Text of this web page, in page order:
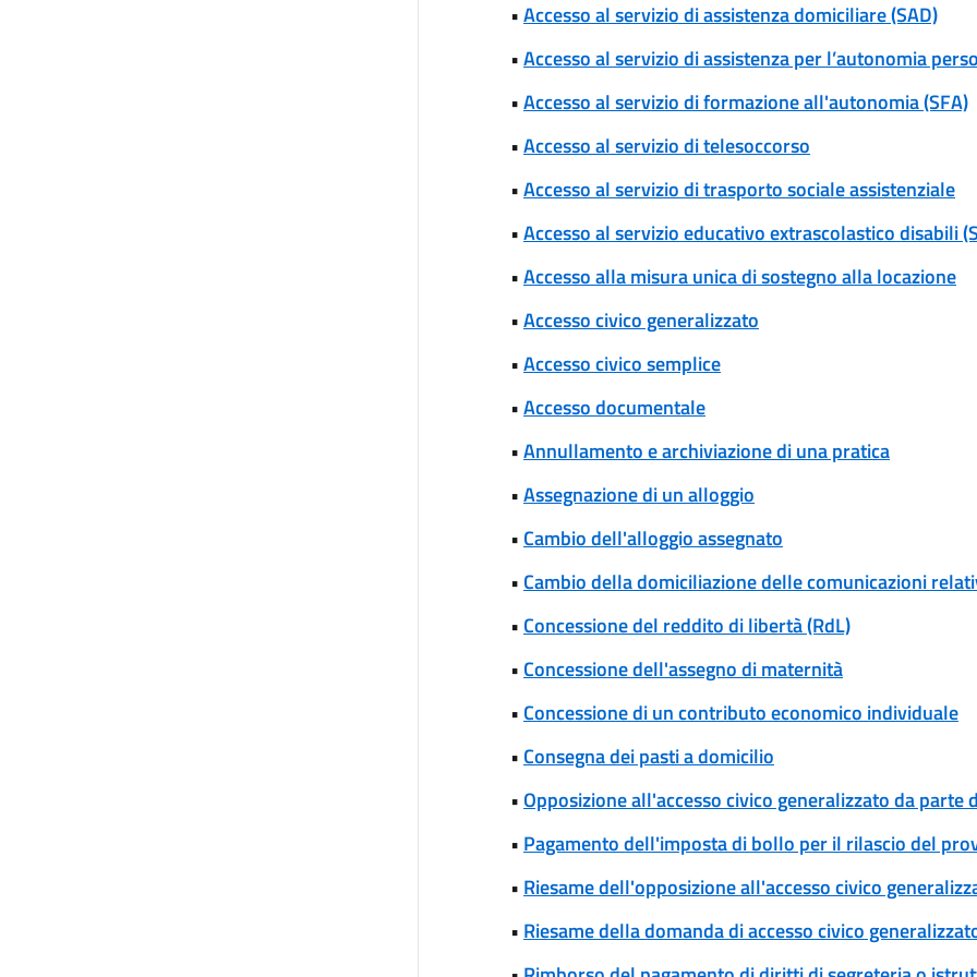
•Accesso al servizio di assistenza domiciliare (SAD)
•Accesso al servizio di assistenza per l’autonomia
•Accesso al servizio di formazione all'autonomia (SFA)
•Accesso al servizio di telesoccorso
•Accesso al servizio di trasporto sociale assistenziale
•Accesso al servizio educativo extrascolastico disabili
•Accesso alla misura unica di sostegno alla locazione
•Accesso civico generalizzato
•Accesso civico semplice
•Accesso documentale
•Annullamento e archiviazione di una pratica
•Assegnazione di un alloggio
• Cambio dell'alloggio assegnato
• Cambio della domiciliazione delle comunicazioni
• Concessione del reddito di libertà (RdL)
• Concessione dell'assegno di maternità
• Concessione di un contributo economico individuale
• Consegna dei pasti a domicilio
•Opposizione all'accesso civico generalizzato da parte
• Pagamento dell'imposta di bollo per il rilascio del
• Riesame dell'opposizione all'accesso civico
• Riesame della domanda di accesso civico